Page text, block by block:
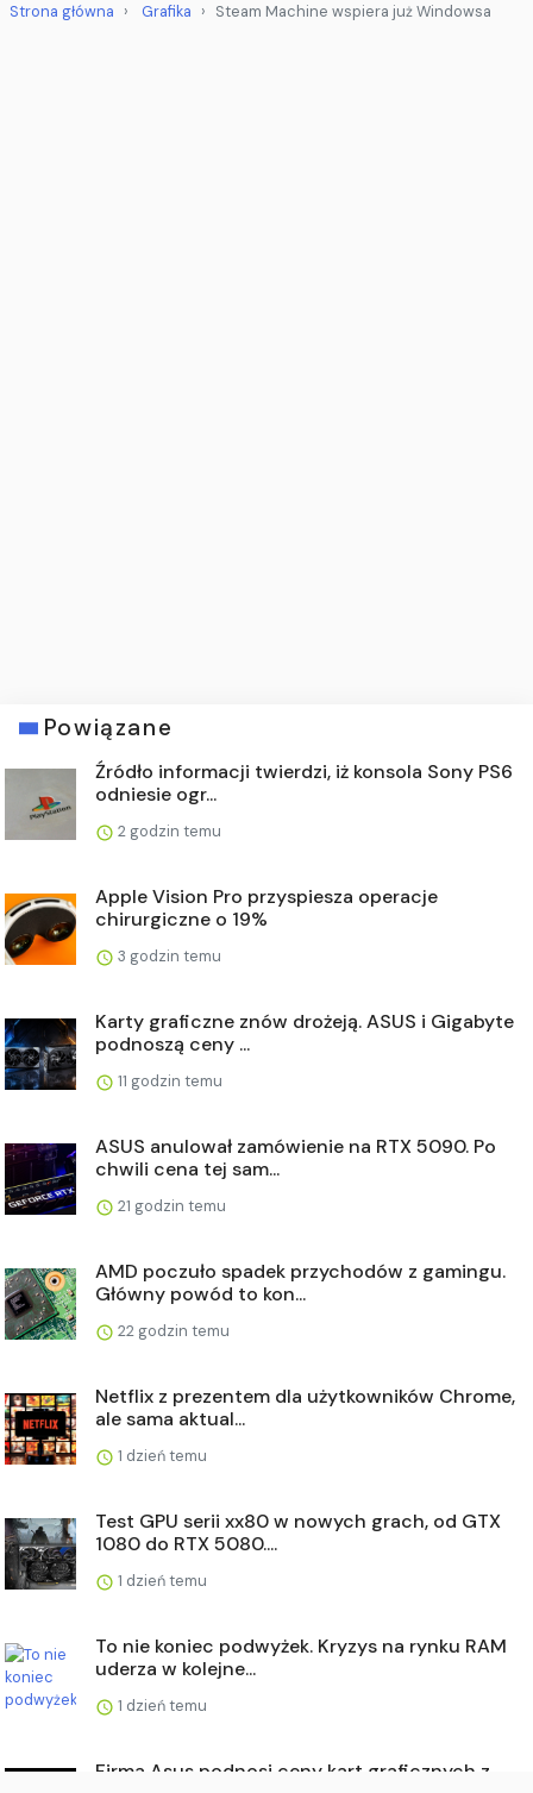
Strona główna Grafika Steam Machine wspiera już Windowsa
Powiązane
Źródło informacji twierdzi, iż konsola Sony PS6
odniesie ogr...
2 godzin temu
Apple Vision Pro przyspiesza operacje
chirurgiczne o 19%
3 godzin temu
Karty graficzne znów drożeją. ASUS i Gigabyte
podnoszą ceny ...
11 godzin temu
ASUS anulował zamówienie na RTX 5090. Po
chwili cena tej sam...
21 godzin temu
AMD poczuło spadek przychodów z gamingu.
Główny powód to kon...
22 godzin temu
Netflix z prezentem dla użytkowników Chrome,
ale sama aktual...
1 dzień temu
Test GPU serii xx80 w nowych grach, od GTX
1080 do RTX 5080....
1 dzień temu
To nie koniec podwyżek. Kryzys na rynku RAM
uderza w kolejne...
1 dzień temu
Firma Asus podnosi ceny kart graficznych z